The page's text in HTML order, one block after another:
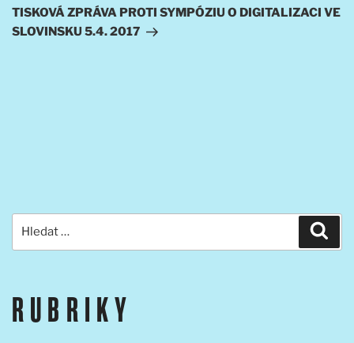
příspěvek
TISKOVÁ ZPRÁVA PROTI SYMPÓZIU O DIGITALIZACI VE
SLOVINSKU 5.4. 2017
RUBRIKY